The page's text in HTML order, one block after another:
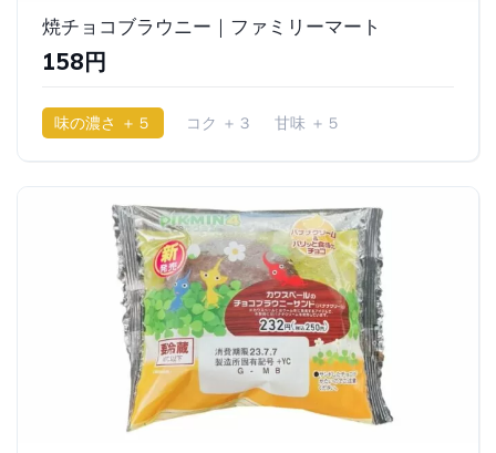
焼チョコブラウニー｜ファミリーマート
158円
味の濃さ ＋５ コク ＋３
甘味 ＋５